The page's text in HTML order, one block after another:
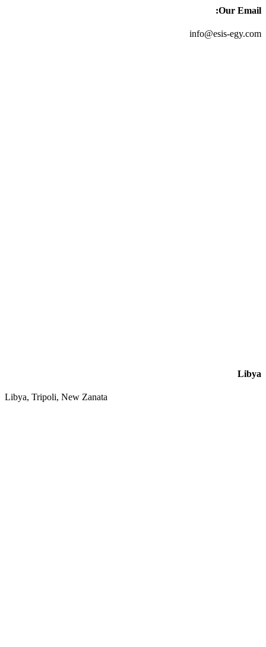
Our Email:
info@esis-egy.com
Libya
Libya, Tripoli, New Zanata